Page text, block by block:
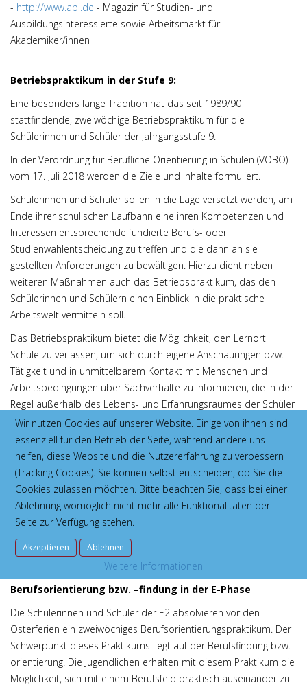
- http://www.abi.de - Magazin für Studien- und
Ausbildungsinteressierte sowie Arbeitsmarkt für
Akademiker/innen
Betriebspraktikum in der Stufe 9:
Eine besonders lange Tradition hat das seit 1989/90
stattfindende, zweiwöchige Betriebspraktikum für die
Schülerinnen und Schüler der Jahrgangsstufe 9.
In der Verordnung für Berufliche Orientierung in Schulen (VOBO)
vom 17. Juli 2018 werden die Ziele und Inhalte formuliert.
Schülerinnen und Schüler sollen in die Lage versetzt werden, am
Ende ihrer schulischen Laufbahn eine ihren Kompetenzen und
Interessen entsprechende fundierte Berufs- oder
Studienwahlentscheidung zu treffen und die dann an sie
gestellten Anforderungen zu bewältigen. Hierzu dient neben
weiteren Maßnahmen auch das Betriebspraktikum, das den
Schülerinnen und Schülern einen Einblick in die praktische
Arbeitswelt vermitteln soll.
Das Betriebspraktikum bietet die Möglichkeit, den Lernort
Schule zu verlassen, um sich durch eigene Anschauungen bzw.
Tätigkeit und in unmittelbarem Kontakt mit Menschen und
Arbeitsbedingungen über Sachverhalte zu informieren, die in der
Regel außerhalb des Lebens- und Erfahrungsraumes der Schüler
und der Schule liegen. Das Praktikum soll die Schülerinnen und
Schüler befähigen, die heutige Arbeitswelt zu erleben und kritisch
zu reflektieren. Dies geschieht u.a. durch den Praktikumsbericht,
in dem die Schülerinnen und Schüler die gemachten Erfahrungen
eingehend analysieren.
Bereits in der 8. Klasse werden die Eltern der Schülerinnen und
Schüler der zukünftigen Klassen 9 auf Elternabenden über Ziele,
Organisation und Auswertung des Praktikums informiert.
Berufsorientierung bzw. –findung in der E-Phase
Die Schülerinnen und Schüler der E2 absolvieren vor den
Osterferien ein zweiwöchiges Berufsorientierungspraktikum. Der
Schwerpunkt dieses Praktikums liegt auf der Berufsfindung bzw. -
orientierung. Die Jugendlichen erhalten mit diesem Praktikum die
Möglichkeit, sich mit einem Berufsfeld praktisch auseinander zu
Wir nutzen Cookies auf unserer Website. Einige von ihnen sind
essenziell für den Betrieb der Seite, während andere uns
helfen, diese Website und die Nutzererfahrung zu verbessern
(Tracking Cookies). Sie können selbst entscheiden, ob Sie die
Cookies zulassen möchten. Bitte beachten Sie, dass bei einer
Ablehnung womöglich nicht mehr alle Funktionalitäten der
Seite zur Verfügung stehen.
Akzeptieren Ablehnen
Weitere Informationen